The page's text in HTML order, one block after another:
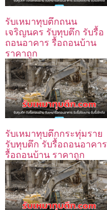
รับเหมาทุบตึกถนน
เจริญนคร รับทุบตึก รับรื้อ
ถอนอาคาร รื้อถอนบ้าน
ราคาถูก
รับเหมาทุบตึกกระทุ่มราย
รับทุบตึก รับรื้อถอนอาคาร
รื้อถอนบ้าน ราคาถูก